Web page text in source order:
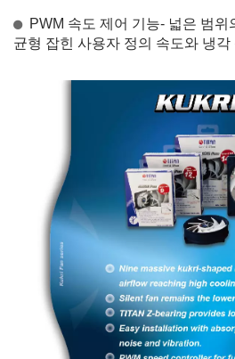
PWM 속도 제어 기능- 넓은 범
균형 잡힌 사용자 정의 속도와 냉